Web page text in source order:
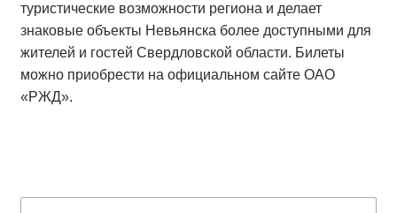
туристические возможности региона и делает
знаковые объекты Невьянска более доступными для
жителей и гостей Свердловской области. Билеты
можно приобрести на официальном сайте ОАО
«РЖД».